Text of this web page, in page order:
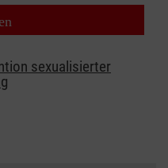
sexualisierter